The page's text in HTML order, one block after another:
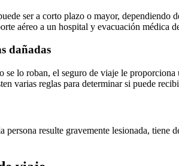
ser a corto plazo o mayor,
aéreo a un hospital y evacuación médica
dañadas
se lo roban, el seguro de viaje le
varias reglas para determinar si puede
persona resulte gravemente lesionada,